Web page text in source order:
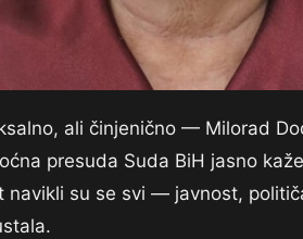
ali činjenično — Milorad
presuda Suda BiH jasno
navikli su se svi — javnost,